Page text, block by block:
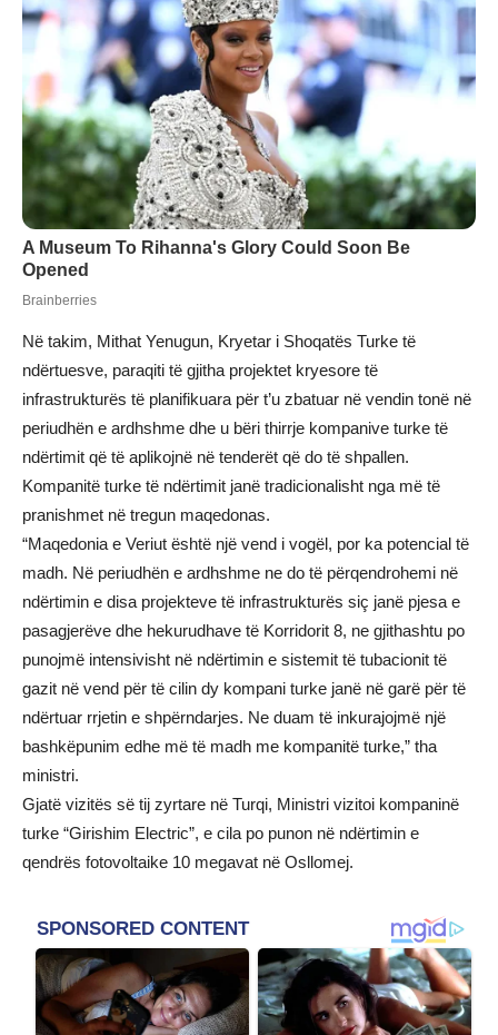
Në takim, Mithat Yenugun, Kryetar i Shoqatës Turke të
ndërtuesve, paraqiti të gjitha projektet kryesore të
infrastrukturës të planifikuara për t’u zbatuar në vendin tonë në
periudhën e ardhshme dhe u bëri thirrje kompanive turke të
ndërtimit që të aplikojnë në tenderët që do të shpallen.
Kompanitë turke të ndërtimit janë tradicionalisht nga më të
pranishmet në tregun maqedonas.
“Maqedonia e Veriut është një vend i vogël, por ka potencial të
madh. Në periudhën e ardhshme ne do të përqendrohemi në
ndërtimin e disa projekteve të infrastrukturës siç janë pjesa e
pasagjerëve dhe hekurudhave të Korridorit 8, ne gjithashtu po
punojmë intensivisht në ndërtimin e sistemit të tubacionit të
gazit në vend për të cilin dy kompani turke janë në garë për të
ndërtuar rrjetin e shpërndarjes. Ne duam të inkurajojmë një
bashkëpunim edhe më të madh me kompanitë turke,” tha
ministri.
Gjatë vizitës së tij zyrtare në Turqi, Ministri vizitoi kompaninë
turke “Girishim Electric”, e cila po punon në ndërtimin e
qendrës fotovoltaike 10 megavat në Osllomej.